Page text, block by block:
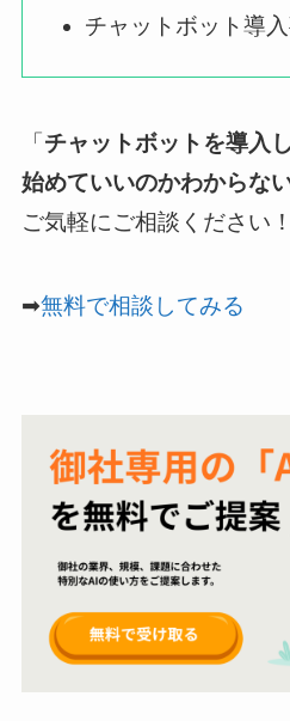
チャットボット導
「チャットボットを導入
始めていいのかわからな
ご気軽にご相談ください！
➡無料で相談してみる